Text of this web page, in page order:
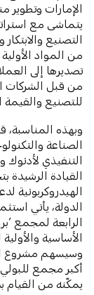
الإمارات
يتماشى مع
التصنيع
من المواد
تصديرها إلى
من قبل الشركات
للتصنيع والقيمة
وبهذه المناسبة،
الصناعة
التنفيذي
القيادة
الهيدروكربونية
الدولة، يأتي
الرابعة لمجمع
الأساسية
وسيسهم مشروع
أكبر مجمع
يمكّنه من القيام